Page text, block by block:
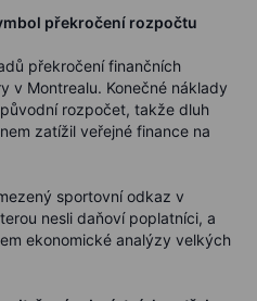
překročení rozpočtu
překročení finančních
v Montrealu. Konečné náklady
rozpočet, takže dluh
zatížil veřejné finance na
sportovní odkaz v
nesli daňoví poplatníci, a
ekonomické analýzy velkých